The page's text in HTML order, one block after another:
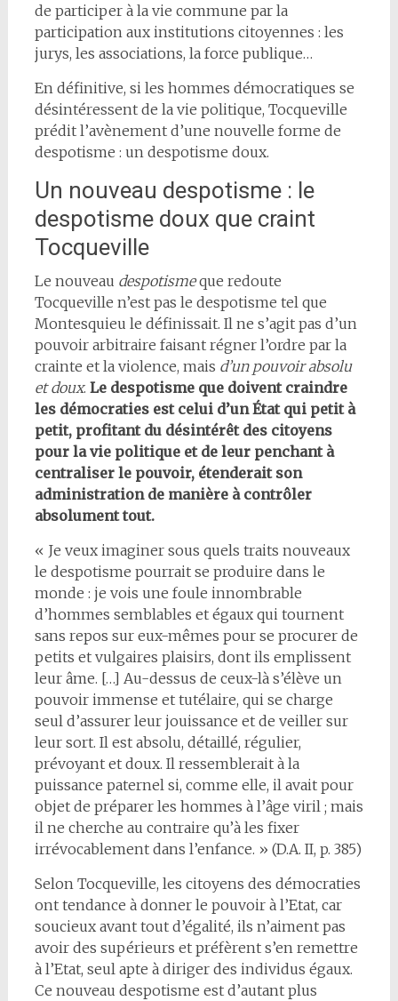
de participer à la vie commune par la
participation aux institutions citoyennes : les
jurys, les associations, la force publique…
En définitive, si les hommes démocratiques se
désintéressent de la vie politique, Tocqueville
prédit l’avènement d’une nouvelle forme de
despotisme : un despotisme doux.
Un nouveau despotisme : le
despotisme doux que craint
Tocqueville
Le nouveau despotismeque redoute
Tocqueville n’est pas le despotisme tel que
Montesquieu le définissait. Il ne s’agit pas d’un
pouvoir arbitraire faisant régner l’ordre par la
crainte et la violence, mais d’un pouvoir absolu
et doux. Le despotisme que doivent craindre
les démocraties est celui d’un État qui petit à
petit, profitant du désintérêt des citoyens
pour la vie politique et de leur penchant à
centraliser le pouvoir, étenderait son
administration de manière à contrôler
absolument tout.
« Je veux imaginer sous quels traits nouveaux
le despotisme pourrait se produire dans le
monde : je vois une foule innombrable
d’hommes semblables et égaux qui tournent
sans repos sur eux-mêmes pour se procurer de
petits et vulgaires plaisirs, dont ils emplissent
leur âme. […] Au-dessus de ceux-là s’élève un
pouvoir immense et tutélaire, qui se charge
seul d’assurer leur jouissance et de veiller sur
leur sort. Il est absolu, détaillé, régulier,
prévoyant et doux. Il ressemblerait à la
puissance paternel si, comme elle, il avait pour
objet de préparer les hommes à l’âge viril ; mais
il ne cherche au contraire qu’à les fixer
irrévocablement dans l’enfance. » (D.A. II, p. 385)
Selon Tocqueville, les citoyens des démocraties
ont tendance à donner le pouvoir à l’Etat, car
soucieux avant tout d’égalité, ils n’aiment pas
avoir des supérieurs et préfèrent s’en remettre
à l’Etat, seul apte à diriger des individus égaux.
Ce nouveau despotisme est d’autant plus